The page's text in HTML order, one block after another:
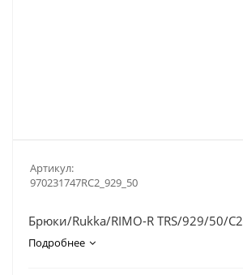
Артикул:
970231747RC2_929_50
Брюки/Rukka/RIMO-R TRS/929/50/С2
Подробнее